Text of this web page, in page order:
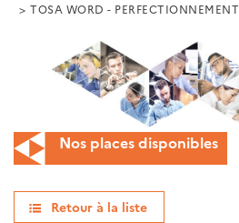
TOSA WORD - PERFECTIONNEMENT
Nos places disponibles
Retour à la liste